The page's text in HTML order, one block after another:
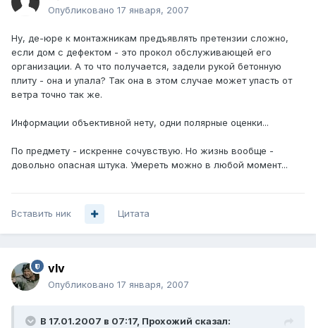
Опубликовано 17 января, 2007
Ну, де-юре к монтажникам предъявлять претензии сложно,
если дом с дефектом - это прокол обслуживающей его
организации. А то что получается, задели рукой бетонную
плиту - она и упала? Так она в этом случае может упасть от
ветра точно так же.
Информации объективной нету, одни полярные оценки...
По предмету - искренне сочувствую. Но жизнь вообще -
довольно опасная штука. Умереть можно в любой момент...
Вставить ник Цитата
vIv
Опубликовано 17 января, 2007
В 17.01.2007 в 07:17, Прохожий сказал: